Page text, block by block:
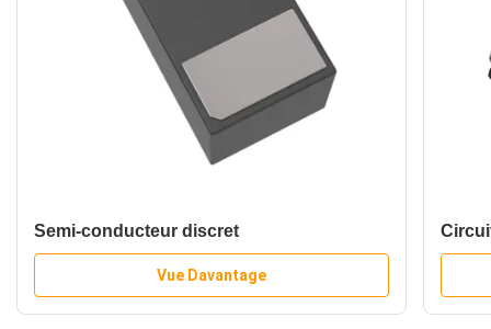
Semi-conducteur discret
Vue Davantage